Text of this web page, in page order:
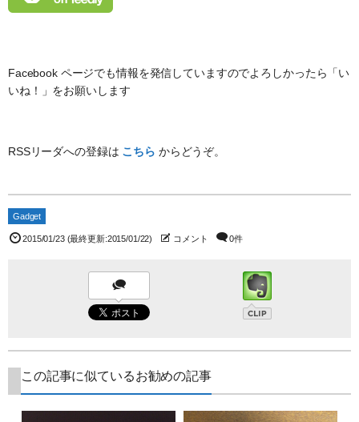
Facebook ページでも情報を発信していますのでよろしかったら「い
いね！」をお願いします
RSSリーダへの登録は こちら からどうぞ。
Gadget
2015/01/23(最終更新:2015/01/22) コメント 0件
この記事に似ているお勧めの記事